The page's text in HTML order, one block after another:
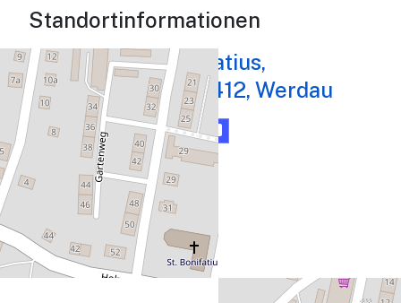
Standortinformationen
Kirche St. Bonifatius,
Holzstraße 36, 08412, Werdau
Karte Routenplaner